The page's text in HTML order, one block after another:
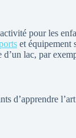
pour les
et équipement
lac, par
d’apprendre